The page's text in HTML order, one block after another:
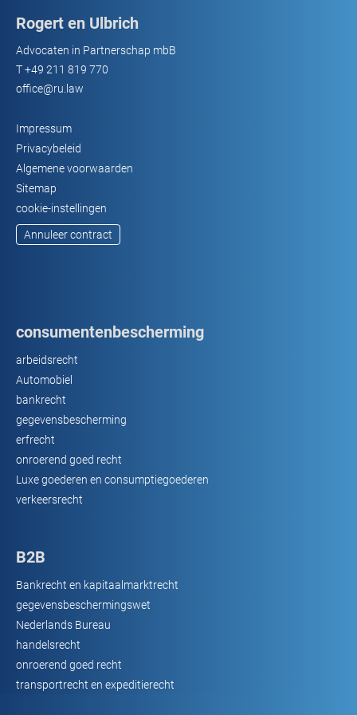
Rogert en Ulbrich
Advocaten in Partnerschap mbB
T+49 211 819 770
office@ru.law
Impressum
Privacybeleid
Algemene voorwaarden
Sitemap
cookie-instellingen
Annuleer contract
consumentenbescherming
arbeidsrecht
Automobiel
bankrecht
gegevensbescherming
erfrecht
onroerend goed recht
Luxe goederen en consumptiegoederen
verkeersrecht
B2B
Bankrecht en kapitaalmarktrecht
gegevensbeschermingswet
Nederlands Bureau
handelsrecht
onroerend goed recht
transportrecht en expeditierecht